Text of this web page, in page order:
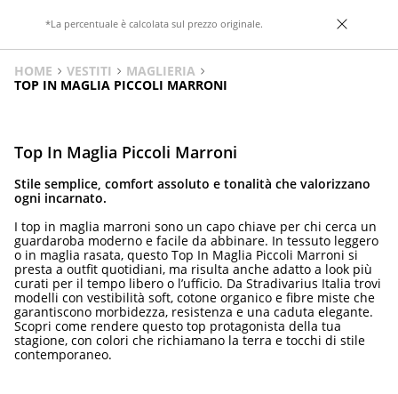
*La percentuale è calcolata sul prezzo originale.
HOME VESTITI
MAGLIERIA
TOP IN MAGLIA PICCOLI MARRONI
Top In Maglia Piccoli Marroni
Stile semplice, comfort assoluto e tonalità che valorizzano
ogni incarnato.
I top in maglia marroni sono un capo chiave per chi cerca un
guardaroba moderno e facile da abbinare. In tessuto leggero
o in maglia rasata, questo Top In Maglia Piccoli Marroni si
presta a outfit quotidiani, ma risulta anche adatto a look più
curati per il tempo libero o l’ufficio. Da Stradivarius Italia trovi
modelli con vestibilità soft, cotone organico e fibre miste che
garantiscono morbidezza, resistenza e una caduta elegante.
Scopri come rendere questo top protagonista della tua
stagione, con colori che richiamano la terra e tocchi di stile
contemporaneo.